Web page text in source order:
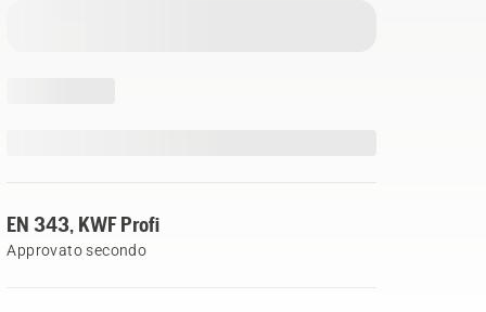
EN 343, KWF Profi
Approvato secondo